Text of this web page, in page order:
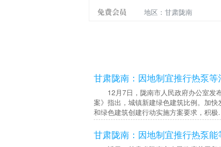
地区：甘肃陇南
甘肃陇南：因地制宜推行热泵
12月7日，陇南市人民政府办公室发
案》指出，城镇新建绿色建筑比例。加
和绿色建筑创建行动实施方案要求，积
甘肃陇南：因地制宜推行热泵